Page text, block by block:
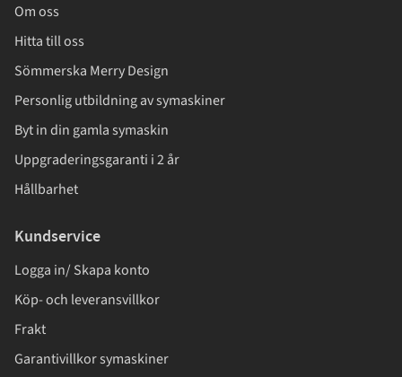
Om oss
Hitta till oss
Sömmerska Merry Design
Personlig utbildning av symaskiner
Byt in din gamla symaskin
Uppgraderingsgaranti i 2 år
Hållbarhet
Kundservice
Logga in/ Skapa konto
Köp- och leveransvillkor
Frakt
Garantivillkor symaskiner